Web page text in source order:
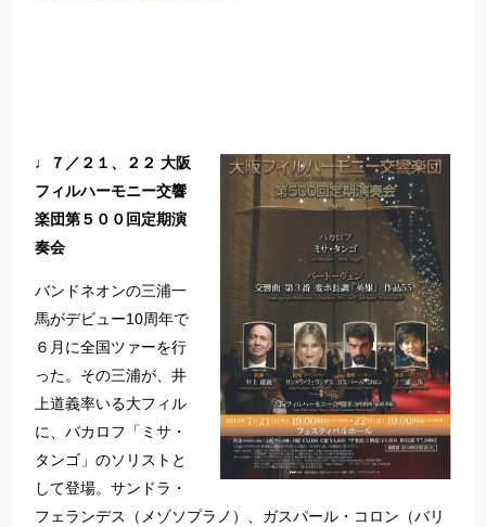
♩７／２１、２２ 大阪
フィルハーモニー交響
楽団第５００回定期演
奏会
バンドネオンの三浦一
馬がデビュー10周年で
６月に全国ツァーを行
った。その三浦が、井
上道義率いる大フィル
に、バカロフ「ミサ・
タンゴ」のソリストと
して登場。サンドラ・
フェランデス（メゾソプラノ）、ガスパール・コロン（バリ